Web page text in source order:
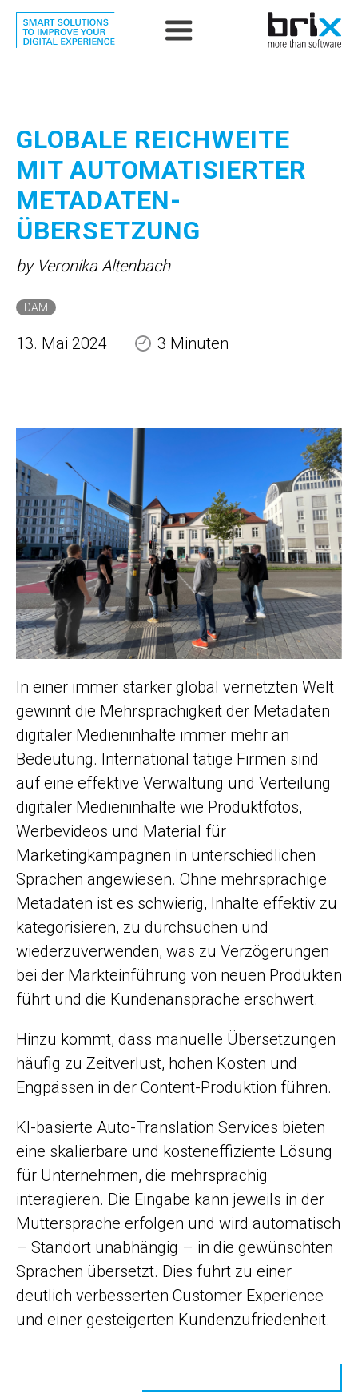
GLOBALE REICHWEITE
MIT AUTOMATISIER­TER
METADATEN­
ÜBERSETZUNG
by Veronika Altenbach
DAM
13. Mai 2024 3 Minuten
In einer immer stärker global vernetzten Welt
gewinnt die Mehrsprachigkeit der Metadaten
digitaler Medieninhalte immer mehr an
Bedeutung. International tätige Firmen sind
auf eine effektive Verwaltung und Verteilung
digitaler Medieninhalte wie Produktfotos,
Werbevideos und Material für
Marketingkampagnen in unterschiedlichen
Sprachen angewiesen. Ohne mehr­sprachige
Metadaten ist es schwierig, Inhalte effektiv zu
kategorisieren, zu durchsuchen und
wiederzuverwenden, was zu Verzögerungen
bei der Markteinführung von neuen Produkten
führt und die Kundenansprache erschwert.
Hinzu kommt, dass manuelle Übersetzungen
häufig zu Zeitverlust, hohen Kosten und
Engpässen in der Content-Produktion führen.
KI-basierte Auto-Translation Services bieten
eine skalierbare und kosteneffiziente Lösung
für Unternehmen, die mehrsprachig
interagieren. Die Eingabe kann jeweils in der
Muttersprache erfolgen und wird automatisch
– Standort unabhängig – in die gewünschten
Sprachen übersetzt. Dies führt zu einer
deutlich verbesserten Customer Experience
und einer gesteigerten Kundenzufriedenheit.